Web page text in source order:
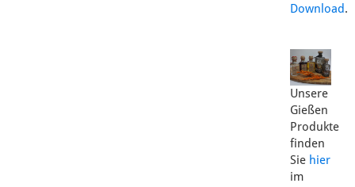
Download.
Unsere
Gießen
Produkte
finden
Sie hier
im